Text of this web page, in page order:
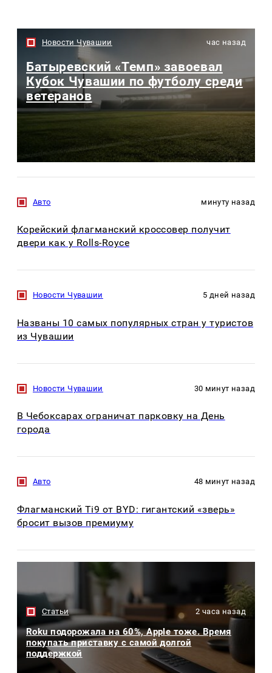
Новости Чувашии час назад
Батыревский «Темп» завоевал
Кубок Чувашии по футболу среди
ветеранов
Авто минуту назад
Корейский флагманский кроссовер получит
двери как у Rolls-Royce
Новости Чувашии 5 дней назад
Названы 10 самых популярных стран у туристов
из Чувашии
Новости Чувашии 30 минут назад
В Чебоксарах ограничат парковку на День
города
Авто 48 минут назад
Флагманский Ti9 от BYD: гигантский «зверь»
бросит вызов премиуму
Статьи 2 часа назад
Roku подорожала на 60%, Apple тоже. Время
покупать приставку с самой долгой
поддержкой